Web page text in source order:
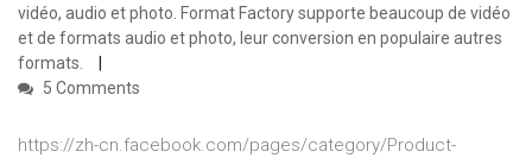
vidéo, audio et photo. Format Factory supporte beaucoup de vidéo
et de formats audio et photo, leur conversion en populaire autres
formats.
5 Comments
https://zh-cn.facebook.com/pages/category/Product-